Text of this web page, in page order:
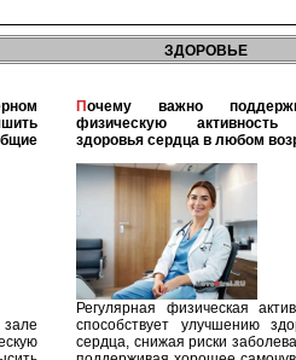
ЗДОРОВЬЕ
Почему важно поддерживать
физическую
здоровья сердца в любом
Регулярная физическая
способствует улучшению
сердца, снижая риски